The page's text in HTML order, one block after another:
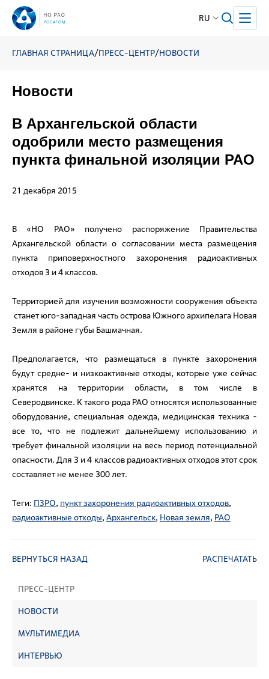
RU
ГЛАВНАЯ СТРАНИЦА/ПРЕСС-ЦЕНТР/НОВОСТИ
ПРЕСС-ЦЕНТР
НОВОСТИ
МУЛЬТИМЕДИА
ИНТЕРВЬЮ
Новости
В Архангельской области
одобрили место размещения
пункта финальной изоляции РАО
21 декабря 2015
В «НО РАО» получено распоряжение Правительства
Архангельской области о согласовании места размещения
пункта приповерхностного захоронения радиоактивных
отходов 3 и 4 классов.
Территорией для изучения возможности сооружения объекта
станет юго-западная часть острова Южного архипелага Новая
Земля в районе губы Башмачная.
Предполагается, что размещаться в пункте захоронения
будут средне- и низкоактивные отходы, которые уже сейчас
хранятся на территории области, в том числе в
Северодвинске. К такого рода РАО относятся использованные
оборудование, специальная одежда, медицинская техника -
все то, что не подлежит дальнейшему использованию и
требует финальной изоляции на весь период потенциальной
опасности. Для 3 и 4 классов радиоактивных отходов этот срок
составляет не менее 300 лет.
Теги: ПЗРО, пункт захоронения радиоактивных отходов,
радиоактивные отходы, Архангельск, Новая земля, РАО
ВЕРНУТЬСЯ НАЗАД РАСПЕЧАТАТЬ